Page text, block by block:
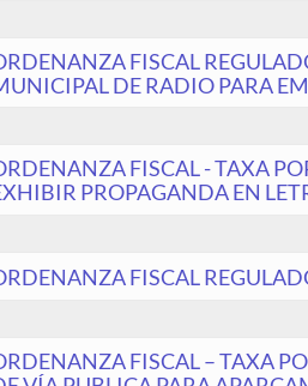
FISCAL
DE RADIO PARA
FISCAL - TAXA
PROPAGANDA EN
FISCAL
FISCAL – TAXA